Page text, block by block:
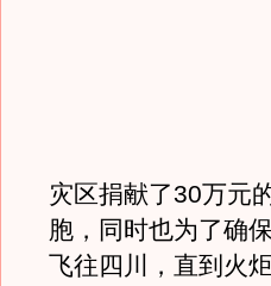
灾区捐献了30万元
胞，同时也为了确
飞往四川，直到火